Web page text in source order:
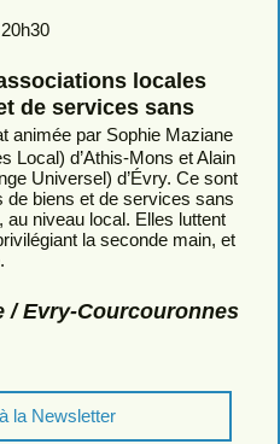
locales
de services sans
animée par Sophie Maziane
Local) d’Athis-Mons et Alain
Universel) d’Évry. Ce sont
de biens et de services sans
niveau local. Elles luttent
la seconde main, et
/ Evry-Courcouronnes
la Newsletter